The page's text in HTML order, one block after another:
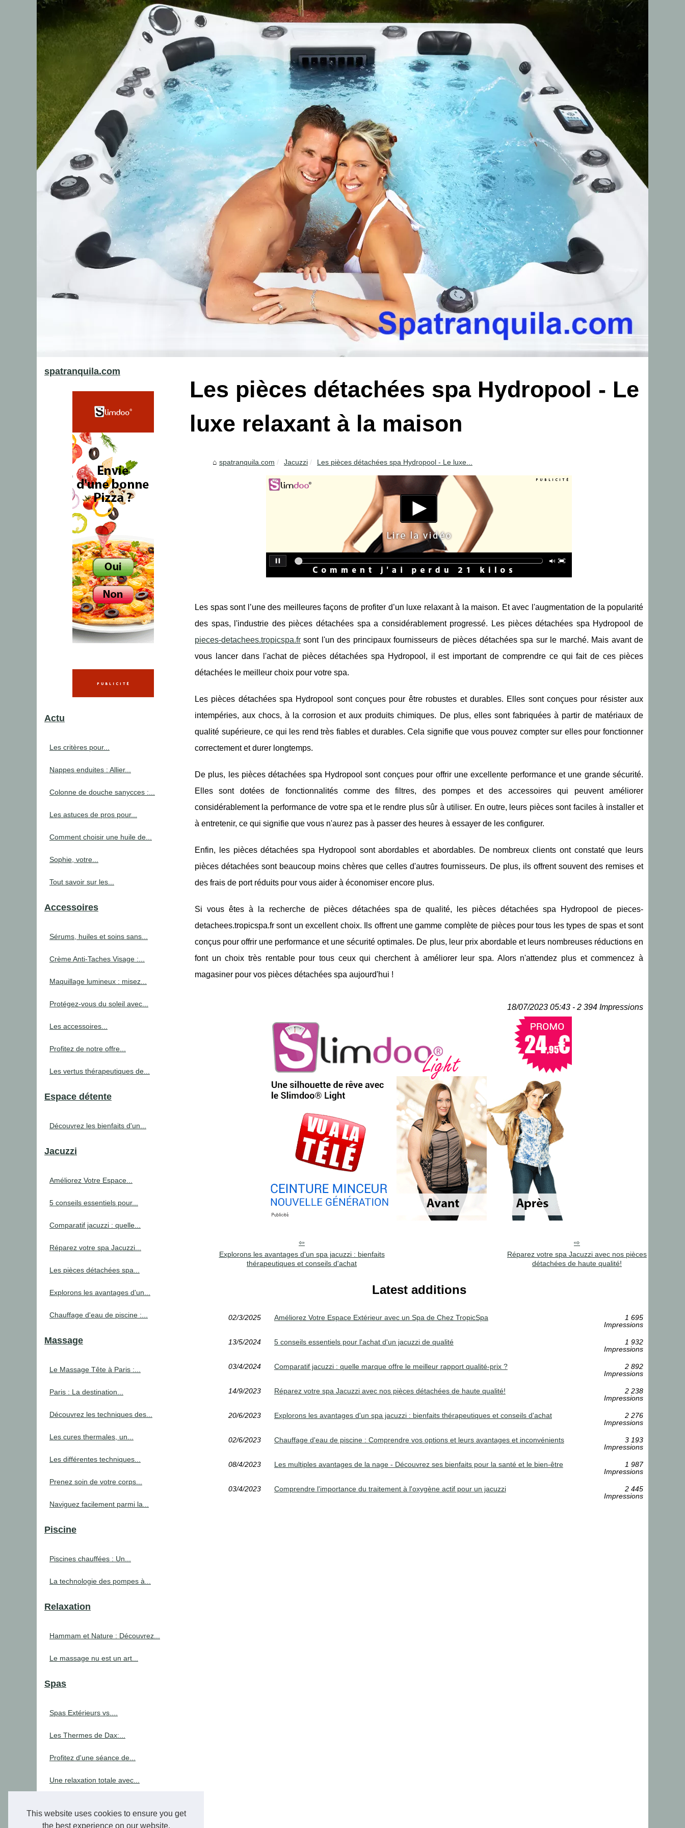
This website uses cookies to ensure you get
the best experience on our website.
Les pièces détachées spa Hydropool - Le
luxe relaxant à la maison
spatranquila.com Jacuzzi Les pièces détachées spa Hydropool - Le luxe...
Les spas sont l’une des meilleures façons de profiter d’un luxe relaxant à la maison. Et avec l'augmentation de la popularité
des spas, l'industrie des pièces détachées spa a considérablement progressé. Les pièces détachées spa Hydropool de
pieces-detachees.tropicspa.fr sont l'un des principaux fournisseurs de pièces détachées spa sur le marché. Mais avant de
vous lancer dans l'achat de pièces détachées spa Hydropool, il est important de comprendre ce qui fait de ces pièces
détachées le meilleur choix pour votre spa.
Les pièces détachées spa Hydropool sont conçues pour être robustes et durables. Elles sont conçues pour résister aux
intempéries, aux chocs, à la corrosion et aux produits chimiques. De plus, elles sont fabriquées à partir de matériaux de
qualité supérieure, ce qui les rend très fiables et durables. Cela signifie que vous pouvez compter sur elles pour fonctionner
correctement et durer longtemps.
De plus, les pièces détachées spa Hydropool sont conçues pour offrir une excellente performance et une grande sécurité.
Elles sont dotées de fonctionnalités comme des filtres, des pompes et des accessoires qui peuvent améliorer
considérablement la performance de votre spa et le rendre plus sûr à utiliser. En outre, leurs pièces sont faciles à installer et
à entretenir, ce qui signifie que vous n'aurez pas à passer des heures à essayer de les configurer.
Enfin, les pièces détachées spa Hydropool sont abordables et abordables. De nombreux clients ont constaté que leurs
pièces détachées sont beaucoup moins chères que celles d'autres fournisseurs. De plus, ils offrent souvent des remises et
des frais de port réduits pour vous aider à économiser encore plus.
Si vous êtes à la recherche de pièces détachées spa de qualité, les pièces détachées spa Hydropool de pieces-
detachees.tropicspa.fr sont un excellent choix. Ils offrent une gamme complète de pièces pour tous les types de spas et sont
conçus pour offrir une performance et une sécurité optimales. De plus, leur prix abordable et leurs nombreuses réductions en
font un choix très rentable pour tous ceux qui cherchent à améliorer leur spa. Alors n'attendez plus et commencez à
magasiner pour vos pièces détachées spa aujourd'hui !
18/07/2023 05:43 - 2 394 Impressions
Explorons les avantages d'un spa jacuzzi : bienfaits
thérapeutiques et conseils d'achat
Réparez votre spa Jacuzzi avec nos pièces
détachées de haute qualité!
Latest additions
02/3/2025 Améliorez Votre Espace Extérieur avec un Spa de Chez TropicSpa
1 695
Impressions
13/5/2024 5 conseils essentiels pour l'achat d'un jacuzzi de qualité
1 932
Impressions
03/4/2024 Comparatif jacuzzi : quelle marque offre le meilleur rapport qualité-prix ?
2 892
Impressions
14/9/2023 Réparez votre spa Jacuzzi avec nos pièces détachées de haute qualité!
2 238
Impressions
20/6/2023 Explorons les avantages d'un spa jacuzzi : bienfaits thérapeutiques et conseils d'achat
2 276
Impressions
02/6/2023 Chauffage d'eau de piscine : Comprendre vos options et leurs avantages et inconvénients
3 193
Impressions
08/4/2023 Les multiples avantages de la nage - Découvrez ses bienfaits pour la santé et le bien-être
1 987
Impressions
03/4/2023 Comprendre l'importance du traitement à l'oxygène actif pour un jacuzzi
2 445
Impressions
spatranquila.com
Actu
Les critères pour...
Nappes enduites : Allier...
Colonne de douche sanycces :...
Les astuces de pros pour...
Comment choisir une huile de...
Sophie, votre...
Tout savoir sur les...
Accessoires
Sérums, huiles et soins sans...
Crème Anti-Taches Visage :...
Maquillage lumineux : misez...
Protégez-vous du soleil avec...
Les accessoires...
Profitez de notre offre...
Les vertus thérapeutiques de...
Espace détente
Découvrez les bienfaits d'un...
Jacuzzi
Améliorez Votre Espace...
5 conseils essentiels pour...
Comparatif jacuzzi : quelle...
Réparez votre spa Jacuzzi...
Les pièces détachées spa...
Explorons les avantages d'un...
Chauffage d'eau de piscine :...
Massage
Le Massage Tête à Paris :...
Paris : La destination...
Découvrez les techniques des...
Les cures thermales, un...
Les différentes techniques...
Prenez soin de votre corps...
Naviguez facilement parmi la...
Piscine
Piscines chauffées : Un...
La technologie des pompes à...
Relaxation
Hammam et Nature : Découvrez...
Le massage nu est un art...
Spas
Spas Extérieurs vs....
Les Thermes de Dax:...
Profitez d'une séance de...
Une relaxation totale avec...
Trouvez facilement les...